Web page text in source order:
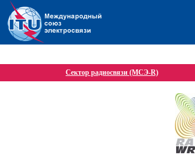
Сектор радиосвязи (МСЭ-R)